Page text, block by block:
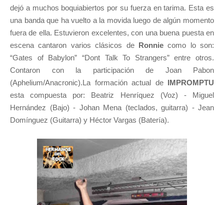
dejó a muchos boquiabiertos por su fuerza en tarima. Esta es
una banda que ha vuelto a la movida luego de algún momento
fuera de ella. Estuvieron excelentes, con una buena puesta en
escena cantaron varios clásicos de Ronniecomo lo son:
“Gates of Babylon” “Dont Talk To Strangers” entre otros.
Contaron con la participación de Joan Pabon
(Aphelium/Anacronic).La formación actual de IMPROMPTU
esta compuesta por: Beatriz Henríquez (Voz) - Miguel
Hernández (Bajo) - Johan Mena (teclados, guitarra) - Jean
Domínguez (Guitarra) y Héctor Vargas (Batería).